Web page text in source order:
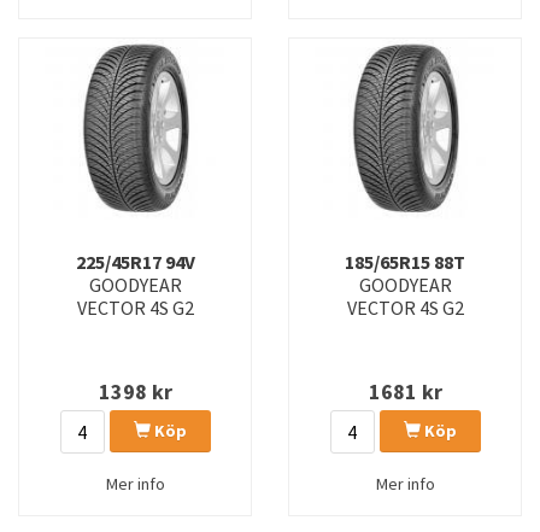
225/45R17 94V
GOODYEAR
VECTOR 4S G2
1398 kr
Köp
Mer info
185/65R15 88T
GOODYEAR
VECTOR 4S G2
1681 kr
Köp
Mer info